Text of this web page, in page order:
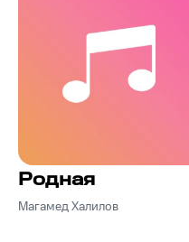
Родная
Магамед Халилов